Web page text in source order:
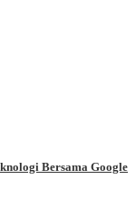
Bersama Google